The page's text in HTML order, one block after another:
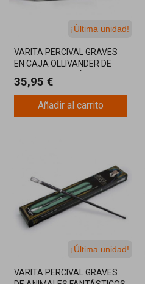
¡Última unidad!
VARITA PERCIVAL GRAVES
EN CAJA OLLIVANDER DE
35,95 €
Añadir al carrito
¡Última unidad!
VARITA PERCIVAL GRAVES